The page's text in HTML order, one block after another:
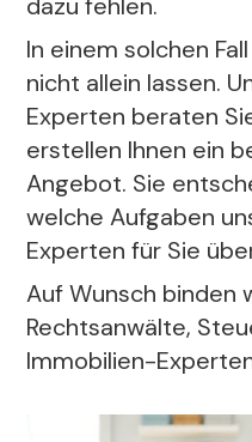
dazu fehlen.
In einem solchen
nicht allein lassen.
Experten beraten
erstellen Ihnen ein
Angebot. Sie
welche Aufgaben
Experten für Sie
Auf Wunsch binden
Rechtsanwälte,
Immobilien-